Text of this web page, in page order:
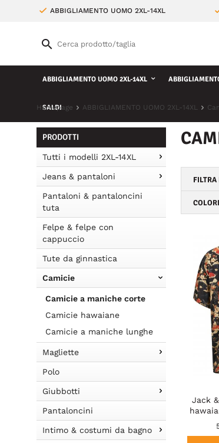
ABBIGLIAMENTO UOMO 2XL-14XL
ABBIGLIAMENTO UOMO 2XL-14XL
SALDI
Homepage ABBIGLIAMENTO UOMO 2XL-14XL
PRODOTTI
Tutti i modelli 2XL-14XL
Jeans & pantaloni
Pantaloni & pantaloncini
tuta
Felpe & felpe con
cappuccio
Tute da ginnastica
Camicie
Camicie a maniche corte
Camicie hawaiane
Camicie a maniche lunghe
Magliette
Polo
Giubbotti
Pantaloncini
Intimo & costumi da bagno
FILTRA
COLORI
Jack